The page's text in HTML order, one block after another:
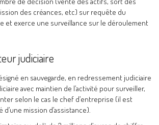
des créances, etc) sur requête du
et exerce une surveillance sur le déroulement
judiciaire
en sauvegarde, en redressement judiciaire
avec maintien de l’activité pour surveiller,
selon le cas le chef d’entreprise (il est
mission d’assistance).